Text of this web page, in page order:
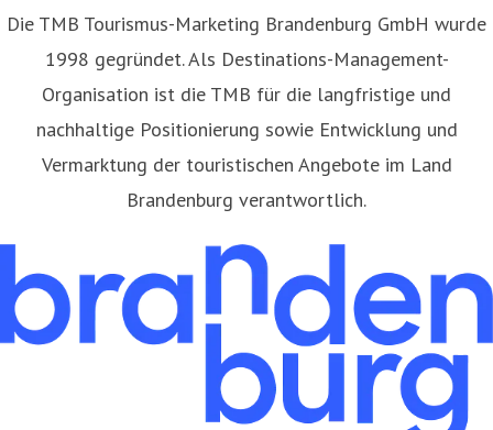
​Die TMB Tourismus-Marketing Brandenburg GmbH wurde
1998 gegründet. Als Destinations-Management-
Organisation ist die TMB für die langfristige und
nachhaltige Positionierung sowie Entwicklung und
Vermarktung der touristischen Angebote im Land
Brandenburg verantwortlich.